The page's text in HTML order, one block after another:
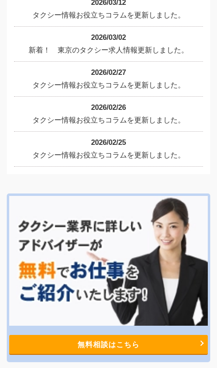
2026/03/12
タクシー情報お役立ちコラムを更新しました。
2026/03/02
新着！ 東京のタクシー求人情報更新しました。
2026/02/27
タクシー情報お役立ちコラムを更新しました。
2026/02/26
タクシー情報お役立ちコラムを更新しました。
2026/02/25
タクシー情報お役立ちコラムを更新しました。
無料相談はこちら